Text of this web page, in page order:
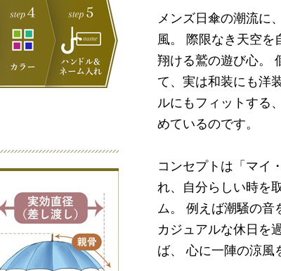
メンズ日傘の潮流に
風。 際限なき天空を
翔ける鷲の遊び心。
て、実は和装にも洋
ルにもフィットする
めているのです。
コンセプトは「マイ
れ、自分らしい時を
ム。 例えば潮騒の音
カジュアルな休日を
ば、 心に一陣の涼風